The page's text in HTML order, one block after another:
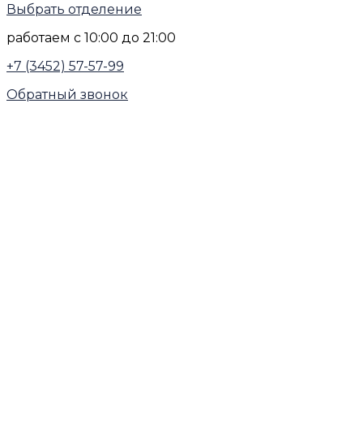
Выбрать отделение
работаем с 10:00 до 21:00
+7 (3452) 57-57-99
Обратный звонок